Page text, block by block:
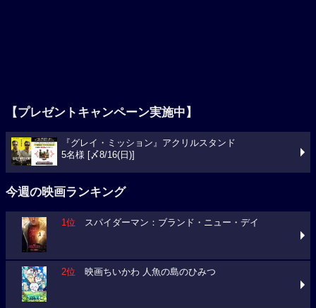
【プレゼントキャンペーン実施中】
『グレイ・ミッション』アクリルスタンド
5名様 [〆8/16(日)]
今週の映画ランキング
1位 スパイダーマン：ブランド・ニュー・デイ
2位 映画ちいかわ 人魚の島のひみつ